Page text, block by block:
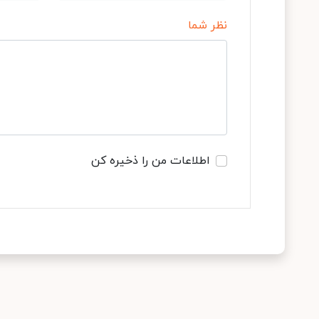
نظر شما
اطلاعات من را ذخیره کن